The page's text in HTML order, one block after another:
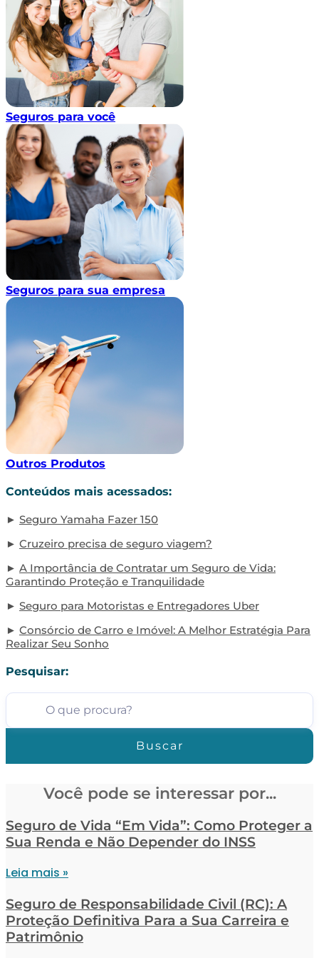
Seguros para você
Seguros para sua empresa
Outros Produtos
Conteúdos mais acessados:
Seguro Yamaha Fazer 150
Cruzeiro precisa de seguro viagem?
A Importância de Contratar um Seguro de Vida:
Garantindo Proteção e Tranquilidade
Seguro para Motoristas e Entregadores Uber
Consórcio de Carro e Imóvel: A Melhor Estratégia Para
Realizar Seu Sonho
Pesquisar:
Buscar
Você pode se interessar por...
Seguro de Vida “Em Vida”: Como Proteger a
Sua Renda e Não Depender do INSS
Leia mais »
Seguro de Responsabilidade Civil (RC): A
Proteção Definitiva Para a Sua Carreira e
Patrimônio